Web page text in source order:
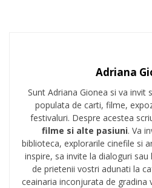
Adriana
Sunt Adriana Gionea si va invit
populata de carti, filme,
festivaluri. Despre acestea
filme si alte pasiuni. Va
biblioteca, explorarile cinefile si
inspire, sa invite la dialoguri
de prietenii vostri adunati la
ceainaria inconjurata de gradina